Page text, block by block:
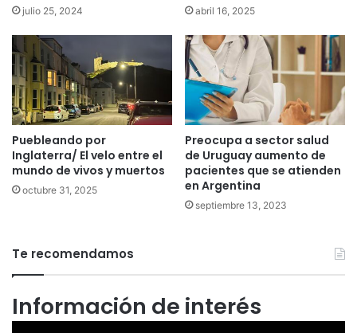
julio 25, 2024 abril 16, 2025
Puebleando por
Inglaterra/ El velo entre el
mundo de vivos y muertos
octubre 31, 2025
Preocupa a sector salud
de Uruguay aumento de
pacientes que se atienden
en Argentina
septiembre 13, 2023
Te recomendamos
Información de interés